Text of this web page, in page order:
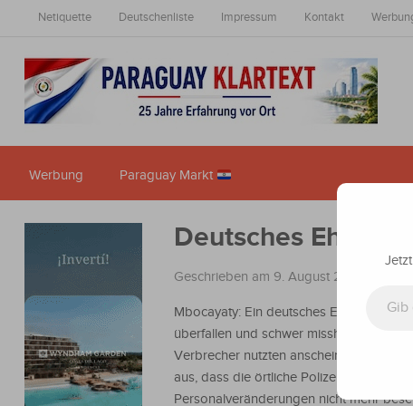
Netiquette Deutschenliste Impressum Kontakt
Werbung Paraguay Markt
Deutsches
Geschrieben am 9. August 2024
Mbocayaty: Ein deutsches Ehepaar
überfallen und schwer misshandelt. Die
Verbrecher nutzten anscheinend die
aus, dass die örtliche Polizeistation
Personalveränderungen nicht mehr